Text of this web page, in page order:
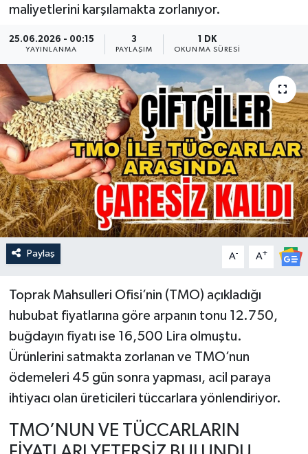
maliyetlerini karşılamakta zorlanıyor.
25.06.2026 - 00:15
YAYINLANMA
3
PAYLAŞIM
1 DK
OKUNMA SÜRESI
Paylaş A- A+
Toprak Mahsulleri Ofisi’nin (TMO) açıkladığı
hububat fiyatlarına göre arpanın tonu 12.750,
buğdayın fiyatı ise 16,500 Lira olmuştu.
Ürünlerini satmakta zorlanan ve TMO’nun
ödemeleri 45 gün sonra yapması, acil paraya
ihtiyacı olan üreticileri tüccarlara yönlendiriyor.
TMO’NUN VE TÜCCARLARIN
Görüntülü Haber
Güncel
Kültür & Sanat
Magazin
Resmi İlan
Sağlık & Yaşam
Siyaset
Spor
Haber Arşivi